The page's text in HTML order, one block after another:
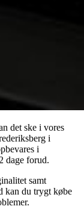
det ske i vores
i
i
dage forud.
samt
kan du trygt købe